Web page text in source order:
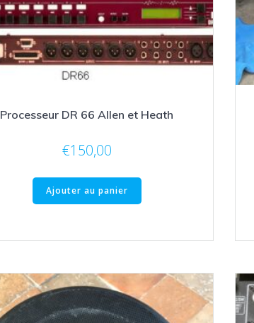
Processeur DR 66 Allen et Heath
€150,00
Ajouter au panier